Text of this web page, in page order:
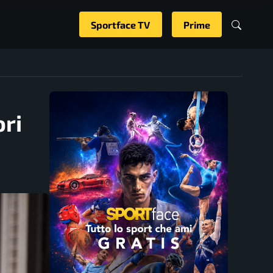
Sportface TV Prime